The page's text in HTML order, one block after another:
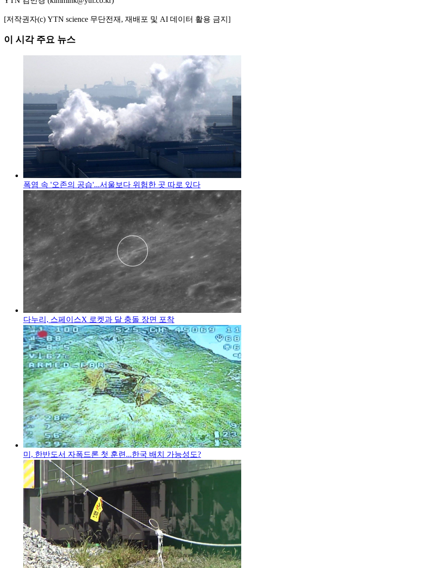
[저작권자(c) YTN science 무단전재, 재배포 및 AI 데이터 활용 금지]
이 시각 주요 뉴스
폭염 속 '오존의 공습'...서울보다 위험한 곳 따로 있다
다누리, 스페이스X 로켓과 달 충돌 장면 포착
미, 한반도서 자폭드론 첫 훈련...한국 배치 가능성도?